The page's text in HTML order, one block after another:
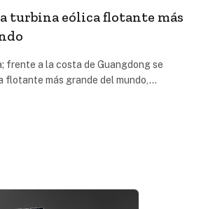
turbina eólica flotante más
frente a la costa de Guangdong se
flotante más grande del mundo,…